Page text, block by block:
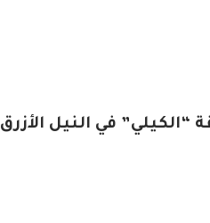
في النيل الأزرق